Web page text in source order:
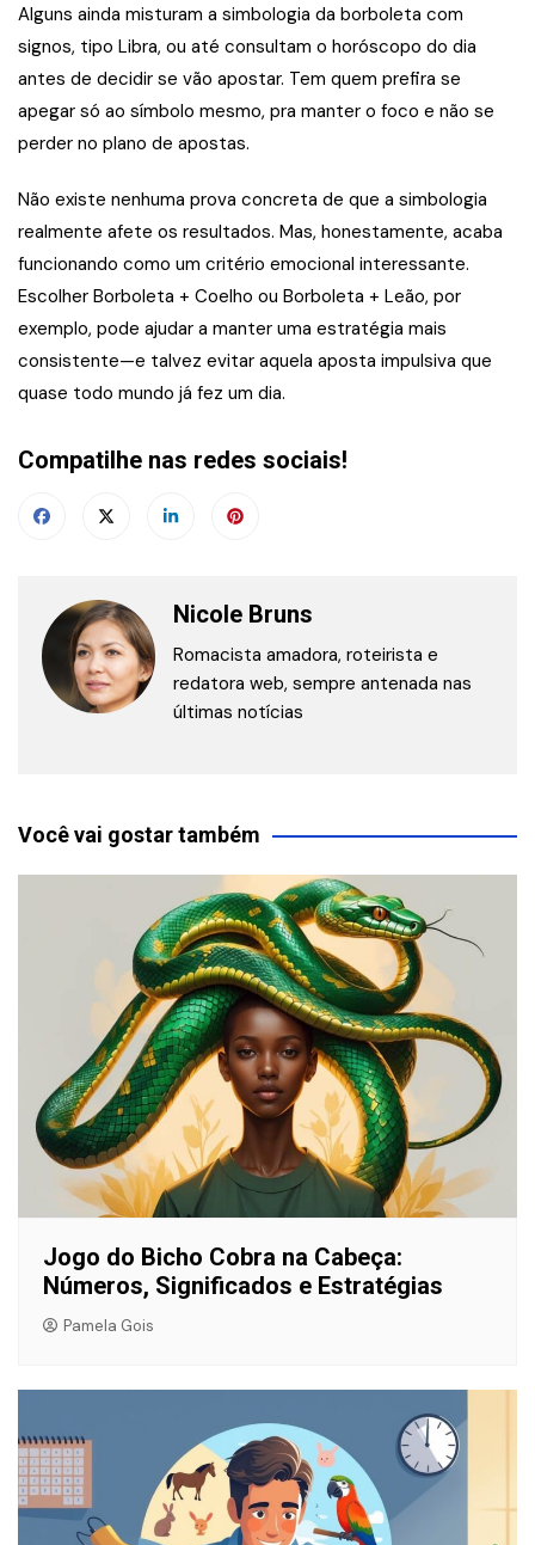
Alguns ainda misturam a simbologia da borboleta com
signos, tipo Libra, ou até consultam o horóscopo do dia
antes de decidir se vão apostar. Tem quem prefira se
apegar só ao símbolo mesmo, pra manter o foco e não se
perder no plano de apostas.
Não existe nenhuma prova concreta de que a simbologia
realmente afete os resultados. Mas, honestamente, acaba
funcionando como um critério emocional interessante.
Escolher Borboleta + Coelho ou Borboleta + Leão, por
exemplo, pode ajudar a manter uma estratégia mais
consistente—e talvez evitar aquela aposta impulsiva que
quase todo mundo já fez um dia.
Compatilhe nas redes sociais!
Nicole Bruns
Romacista amadora, roteirista e
redatora web, sempre antenada nas
últimas notícias
Você vai gostar também
Jogo do Bicho Cobra na Cabeça:
Números, Significados e Estratégias
Pamela Gois